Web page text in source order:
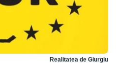
Realitatea de Giurgiu